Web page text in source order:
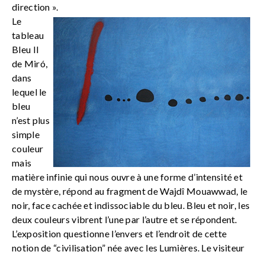
direction ».
Le
tableau
Bleu II
de Miró,
dans
lequel le
bleu
n’est plus
simple
couleur
mais
matière infinie qui nous ouvre à une forme d’intensité et
de mystère, répond au fragment de Wajdî Mouawwad, le
noir, face cachée et indissociable du bleu. Bleu et noir, les
deux couleurs vibrent l’une par l’autre et se répondent.
L’exposition questionne l’envers et l’endroit de cette
notion de “civilisation” née avec les Lumières. Le visiteur